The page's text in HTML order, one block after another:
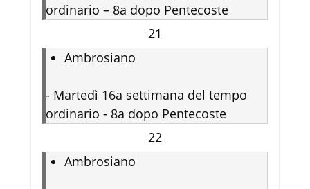
ordinario – 8a dopo Pentecoste
21
Ambrosiano
- Martedì 16a settimana del tempo
ordinario - 8a dopo Pentecoste
22
Ambrosiano